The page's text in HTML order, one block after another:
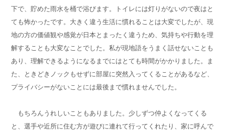
下で、貯めた雨水を桶で浴びます。トイレには灯りがないので夜はと
ても怖かったです。大きく違う生活に慣れることは大変でしたが、現
地の方の価値観や感覚が日本とまったく違うため、気持ちや行動を理
解することも大変なことでした。私が現地語をうまく話せないことも
あり、理解できるようになるまでにはとても時間がかかりました。ま
た、ときどきノックもせずに部屋に突然入ってくることがあるなど、
プライバシーがないことには最後まで慣れませんでした。
もちろんうれしいこともありました。少しずつ仲よくなってくる
と、選手や近所に住む方が遊びに連れて行ってくれたり、家に呼んで